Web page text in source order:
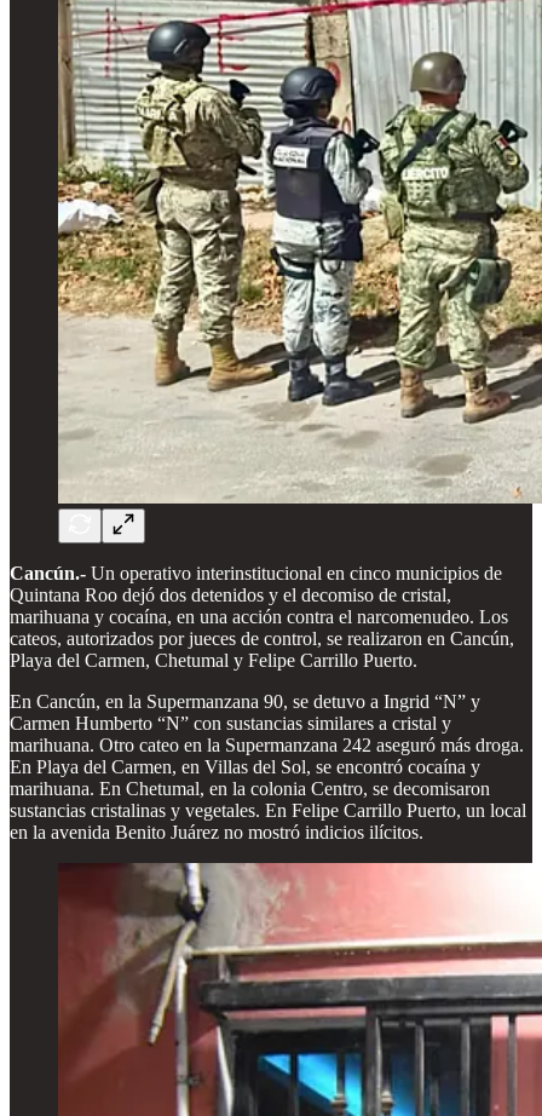
Cancún.- Un operativo interinstitucional en cinco municipios de
Quintana Roo dejó dos detenidos y el decomiso de cristal,
marihuana y cocaína, en una acción contra el narcomenudeo. Los
cateos, autorizados por jueces de control, se realizaron en Cancún,
Playa del Carmen, Chetumal y Felipe Carrillo Puerto.
En Cancún, en la Supermanzana 90, se detuvo a Ingrid “N” y
Carmen Humberto “N” con sustancias similares a cristal y
marihuana. Otro cateo en la Supermanzana 242 aseguró más droga.
En Playa del Carmen, en Villas del Sol, se encontró cocaína y
marihuana. En Chetumal, en la colonia Centro, se decomisaron
sustancias cristalinas y vegetales. En Felipe Carrillo Puerto, un local
en la avenida Benito Juárez no mostró indicios ilícitos.